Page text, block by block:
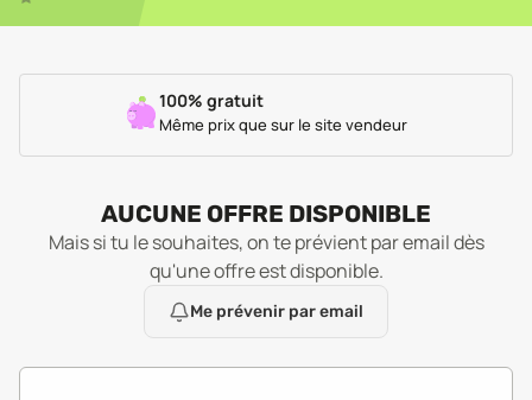
100% gratuit
Même prix que sur le site vendeur
AUCUNE OFFRE DISPONIBLE
Mais si tu le souhaites, on te prévient par email dès
qu'une offre est disponible.
Me prévenir par email